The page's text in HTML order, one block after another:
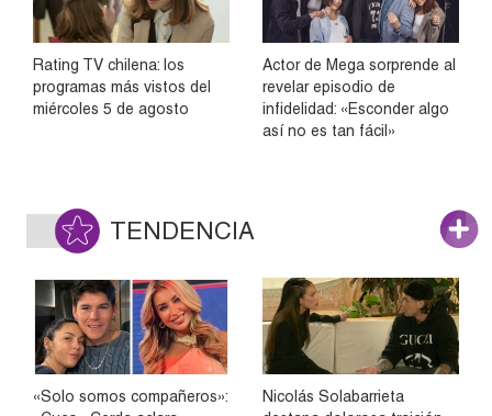
Rating TV chilena: los
programas más vistos del
miércoles 5 de agosto
Actor de Mega sorprende al
revelar episodio de
infidelidad: «Esconder algo
así no es tan fácil»
TENDENCIA
«Solo somos compañeros»:
Nicolás Solabarrieta